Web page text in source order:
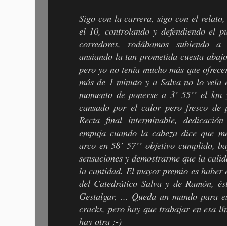
Sigo con la carrera, sigo con el relato,
el 10, controlando y defendiendo el
corredores, rodábamos subiendo
ansiando la tan prometida cuesta
pero yo no tenía mucho más que
más de 1 minuto y a Salva no lo
momento de ponerse a 3’ 55’’ el
cansado por el calor pero fresco de
Recta final interminable,
empuja cuando la cabeza dice que
arco en 58’ 57’’ objetivo cumplido,
sensaciones y demostrarme que la
la cantidad. El mayor premio es haber
del Catedrático Salva y de Ramón,
Gestalgar, ... Queda un mundo para
cracks, pero hay que trabajar en esa
hay otra ;-)